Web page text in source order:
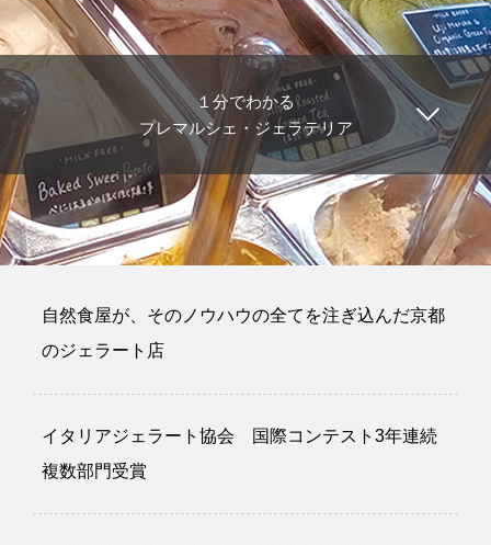
１分でわかる
プレマルシェ・ジェラテリア
自然食屋が、そのノウハウの全てを注ぎ込んだ京都
のジェラート店
イタリアジェラート協会 国際コンテスト3年連続
複数部門受賞